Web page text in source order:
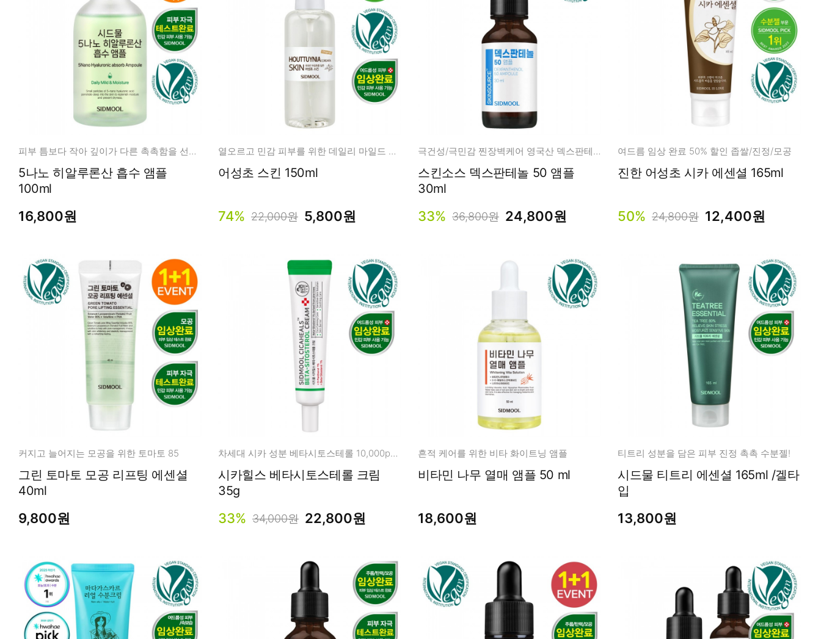
피부 틈보다 작아 깊이가 다른 촉촉함을 선사하는 흡수 앰플
5나노 히알루론산 흡수 앰플
100ml
16,800원
열오르고 민감 피부를 위한 데일리 마일드 어성초 스킨
어성초 스킨 150ml
74% 22,000원 5,800원
극건성/극민감 찐장벽케어 영국산 덱스판테놀 50%
스킨소스 덱스판테놀 50 앰플
30ml
33% 36,800원 24,800원
여드름 임상 완료 50% 할인 좁쌀/진정/모공
진한 어성초 시카 에센셜 165ml
50% 24,800원 12,400원
커지고 늘어지는 모공을 위한 토마토 85
그린 토마토 모공 리프팅 에센셜
40ml
9,800원
차세대 시카 성분 베타시토스테롤 10,000ppm + 판테놀
시카힐스 베타시토스테롤 크림
35g
33% 34,000원 22,800원
흔적 케어를 위한 비타 화이트닝 앰플
비타민 나무 열매 앰플 50 ml
18,600원
티트리 성분을 담은 피부 진정 촉촉 수분젤!
시드물 티트리 에센셜 165ml /겔타
입
13,800원